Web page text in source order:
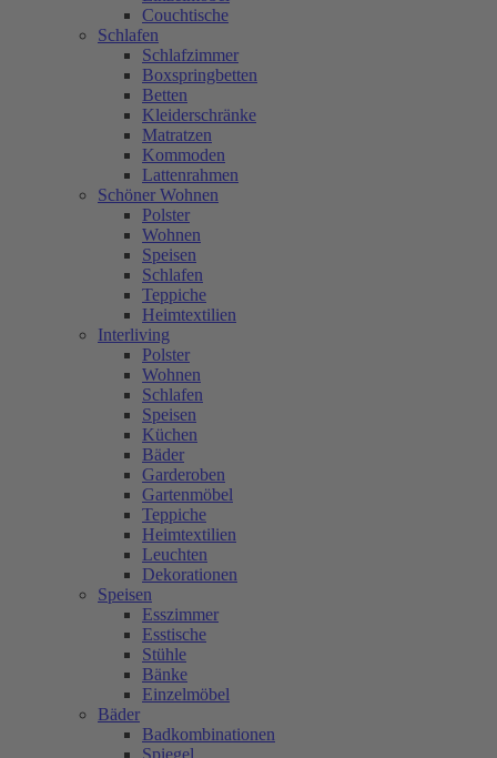
Couchtische
Schlafen
Schlafzimmer
Boxspringbetten
Betten
Kleiderschränke
Matratzen
Kommoden
Lattenrahmen
Schöner Wohnen
Polster
Wohnen
Speisen
Schlafen
Teppiche
Heimtextilien
Interliving
Polster
Wohnen
Schlafen
Speisen
Küchen
Bäder
Garderoben
Gartenmöbel
Teppiche
Heimtextilien
Leuchten
Dekorationen
Speisen
Esszimmer
Esstische
Stühle
Bänke
Einzelmöbel
Bäder
Badkombinationen
Spiegel